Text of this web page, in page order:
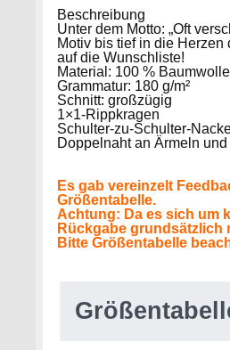
Beschreibung
Unter dem Motto: „Oft
Motiv bis tief in die
auf die Wunschliste!
Material: 100 %
Grammatur: 180 g/m²
Schnitt: großzügig
1×1-Rippkragen
Schulter-zu-Schulter-
Doppelnaht an Ärmeln und
Es gab vereinzelt
Größentabelle.
Achtung: Da es sich um
Rückgabe grundsätzlich
Bitte Größentabelle